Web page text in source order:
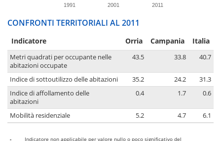
1991 2001 2011
CONFRONTI TERRITORIALI AL 2011
Indicatore Orria Campania Italia
Metri quadrati per occupante nelle
abitazioni occupate
43.5 33.8 40.7
Indice di sottoutilizzo delle abitazioni 35.2 24.2
31.3
Indice di affollamento delle
abitazioni
0.4 1.7 0.6
Mobilità residenziale 5.2 4.7 6.1
- Indicatore non applicabile per valore nullo o poco significativo del